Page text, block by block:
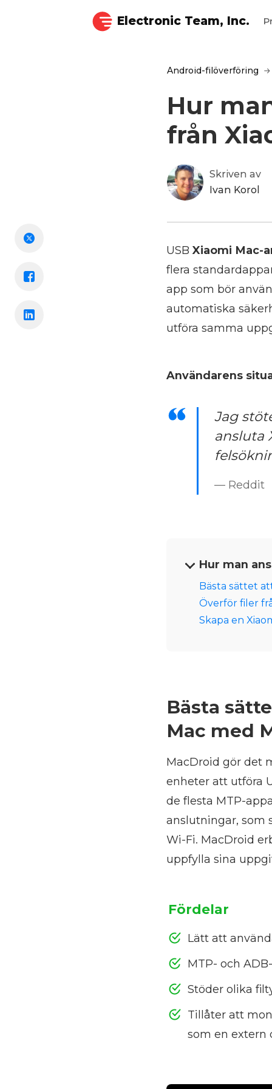
Electronic Team, Inc.
Android-filöverföring
Hur
från
Skriven av
Ivan Korol
USBXiaomi Mac-
flera
app som bör
automatiska
utföra samma
Användarens
Jag
ansluta
— Reddit
Hur man
Bästa sättet
Överför filer
Skapa en
Bästa
Mac med
MacDroid gör det
enheter att utföra
de flesta MTP-
anslutningar, som
Wi-Fi. MacDroid
uppfylla sina
Fördelar
Lätt att
MTP- och
Stöder olika
Tillåter att
som en extern